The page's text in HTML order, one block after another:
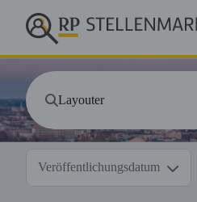
Veröffentlichungsdatum